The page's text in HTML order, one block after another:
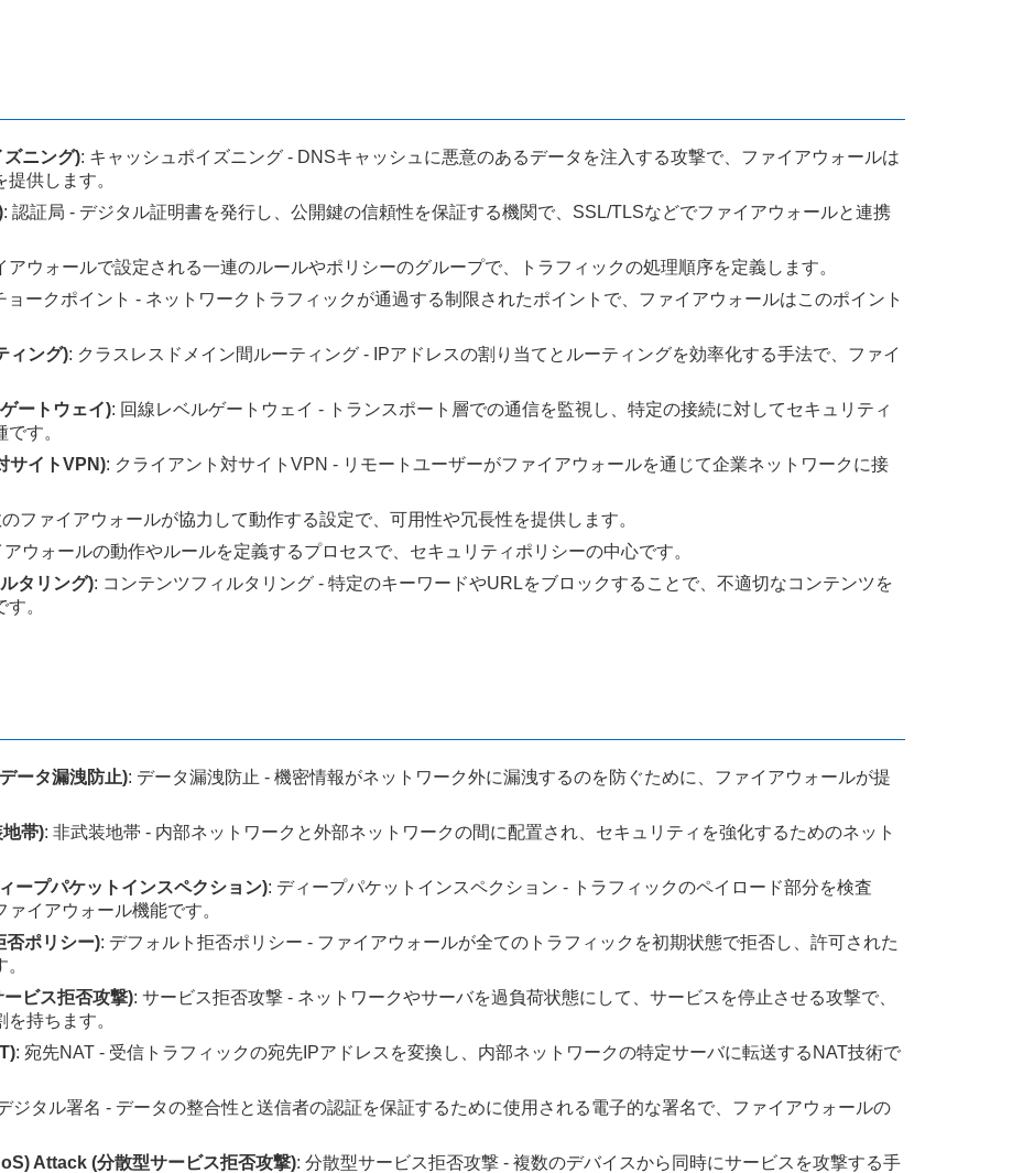
ニング): キャッシュポイズニング - DNSキャッシュに悪意のあるデータを注入する攻撃で、ファイアウォールは
供します。
: 認証局 - デジタル証明書を発行し、公開鍵の信頼性を保証する機関で、SSL/TLSなどでファイアウォールと連携
アウォールで設定される一連のルールやポリシーのグループで、トラフィックの処理順序を定義します。
ョークポイント - ネットワークトラフィックが通過する制限されたポイントで、ファイアウォールはこのポイント
ィング): クラスレスドメイン間ルーティング - IPアドレスの割り当てとルーティングを効率化する手法で、ファイ
ートウェイ): 回線レベルゲートウェイ - トランスポート層での通信を監視し、特定の接続に対してセキュリティ
す。
サイトVPN): クライアント対サイトVPN - リモートユーザーがファイアウォールを通じて企業ネットワークに接
ファイアウォールが協力して動作する設定で、可用性や冗長性を提供します。
アウォールの動作やルールを定義するプロセスで、セキュリティポリシーの中心です。
タリング): コンテンツフィルタリング - 特定のキーワードやURLをブロックすることで、不適切なコンテンツを
。
ータ漏洩防止): データ漏洩防止 - 機密情報がネットワーク外に漏洩するのを防ぐために、ファイアウォールが提
帯): 非武装地帯 - 内部ネットワークと外部ネットワークの間に配置され、セキュリティを強化するためのネット
ープパケットインスペクション): ディープパケットインスペクション - トラフィックのペイロード部分を検査
イアウォール機能です。
ポリシー): デフォルト拒否ポリシー - ファイアウォールが全てのトラフィックを初期状態で拒否し、許可された
ビス拒否攻撃): サービス拒否攻撃 - ネットワークやサーバを過負荷状態にして、サービスを停止させる攻撃で、
持ちます。
: 宛先NAT - 受信トラフィックの宛先IPアドレスを変換し、内部ネットワークの特定サーバに転送するNAT技術で
ジタル署名 - データの整合性と送信者の認証を保証するために使用される電子的な署名で、ファイアウォールの
Attack (分散型サービス拒否攻撃): 分散型サービス拒否攻撃 - 複数のデバイスから同時にサービスを攻撃する手